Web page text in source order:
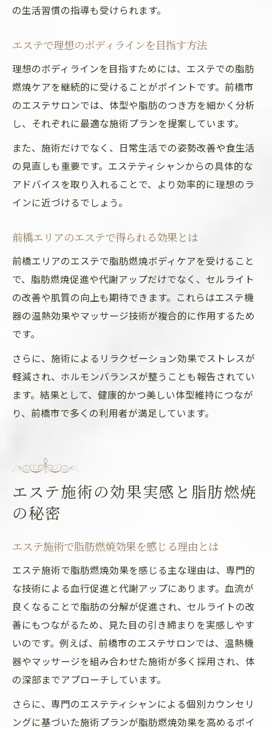
の生活習慣の指導も受けられます。
エステで理想のボディラインを目指す方法
理想のボディラインを目指すためには、エステでの脂肪
燃焼ケアを継続的に受けることがポイントです。前橋市
のエステサロンでは、体型や脂肪のつき方を細かく分析
し、それぞれに最適な施術プランを提案しています。
また、施術だけでなく、日常生活での姿勢改善や食生活
の見直しも重要です。エステティシャンからの具体的な
アドバイスを取り入れることで、より効率的に理想のラ
インに近づけるでしょう。
前橋エリアのエステで得られる効果とは
前橋エリアのエステで脂肪燃焼ボディケアを受けること
で、脂肪燃焼促進や代謝アップだけでなく、セルライト
の改善や肌質の向上も期待できます。これらはエステ機
器の温熱効果やマッサージ技術が複合的に作用するため
です。
さらに、施術によるリラクゼーション効果でストレスが
軽減され、ホルモンバランスが整うことも報告されてい
ます。結果として、健康的かつ美しい体型維持につなが
り、前橋市で多くの利用者が満足しています。
エステ施術の効果実感と脂肪燃焼
の秘密
エステ施術で脂肪燃焼効果を感じる理由とは
エステ施術で脂肪燃焼効果を感じる主な理由は、専門的
な技術による血行促進と代謝アップにあります。血流が
良くなることで脂肪の分解が促進され、セルライトの改
善にもつながるため、見た目の引き締まりを実感しやす
いのです。例えば、前橋市のエステサロンでは、温熱機
器やマッサージを組み合わせた施術が多く採用され、体
の深部までアプローチしています。
さらに、専門のエステティシャンによる個別カウンセリ
ングに基づいた施術プランが脂肪燃焼効果を高めるポイ